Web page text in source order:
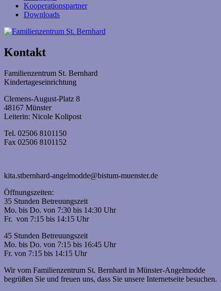
Kooperationspartner
Downloads
Kontakt
Familienzentrum St. Bernhard
Kindertageseinrichtung
Clemens-August-Platz 8
48167 Münster
Leiterin: Nicole Kolipost
Tel. 02506 8101150
Fax 02506 8101152
kita.stbernhard-angelmodde@bistum-muenster.de
Öffnungszeiten:
35 Stunden Betreuungszeit
Mo. bis Do. von 7:30 bis 14:30 Uhr
Fr. von 7:15 bis 14:15 Uhr
45 Stunden Betreuungszeit
Mo. bis Do. von 7:15 bis 16:45 Uhr
Fr. von 7:15 bis 14:15 Uhr
Wir vom Familienzentrum St. Bernhard in Münster-Angelmodde
begrüßen Sie und freuen uns, dass Sie unsere Internetseite besuchen.